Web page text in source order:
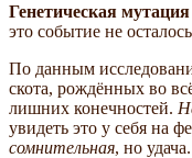
Генетическая
это событие не
По данным
скота, рождённых во
лишних конечностей.
увидеть это у себя на
сомнительная, но удача.